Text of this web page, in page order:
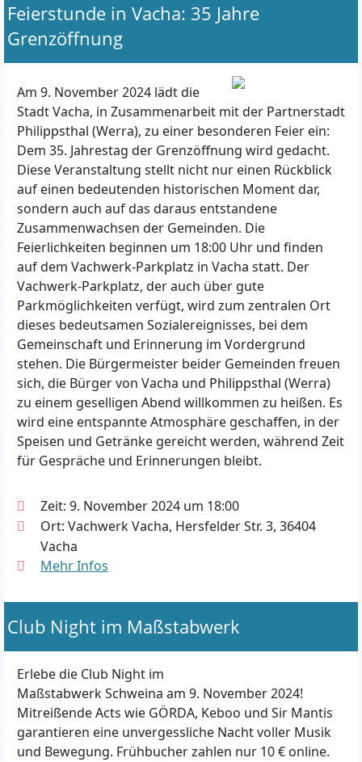
Feierstunde in Vacha: 35 Jahre
Grenzöffnung
Am 9. November 2024 lädt die
Stadt Vacha, in Zusammenarbeit mit der Partnerstadt
Philippsthal (Werra), zu einer besonderen Feier ein:
Dem 35. Jahrestag der Grenzöffnung wird gedacht.
Diese Veranstaltung stellt nicht nur einen Rückblick
auf einen bedeutenden historischen Moment dar,
sondern auch auf das daraus entstandene
Zusammenwachsen der Gemeinden. Die
Feierlichkeiten beginnen um 18:00 Uhr und finden
auf dem Vachwerk-Parkplatz in Vacha statt. Der
Vachwerk-Parkplatz, der auch über gute
Parkmöglichkeiten verfügt, wird zum zentralen Ort
dieses bedeutsamen Sozialereignisses, bei dem
Gemeinschaft und Erinnerung im Vordergrund
stehen. Die Bürgermeister beider Gemeinden freuen
sich, die Bürger von Vacha und Philippsthal (Werra)
zu einem geselligen Abend willkommen zu heißen. Es
wird eine entspannte Atmosphäre geschaffen, in der
Speisen und Getränke gereicht werden, während Zeit
für Gespräche und Erinnerungen bleibt.
Zeit: 9. November 2024 um 18:00
Ort: Vachwerk Vacha, Hersfelder Str. 3, 36404
Vacha
Mehr Infos
Club Night im Maßstabwerk
Erlebe die Club Night im
Maßstabwerk Schweina am 9. November 2024!
Mitreißende Acts wie GÖRDA, Keboo und Sir Mantis
garantieren eine unvergessliche Nacht voller Musik
und Bewegung. Frühbucher zahlen nur 10 € online.